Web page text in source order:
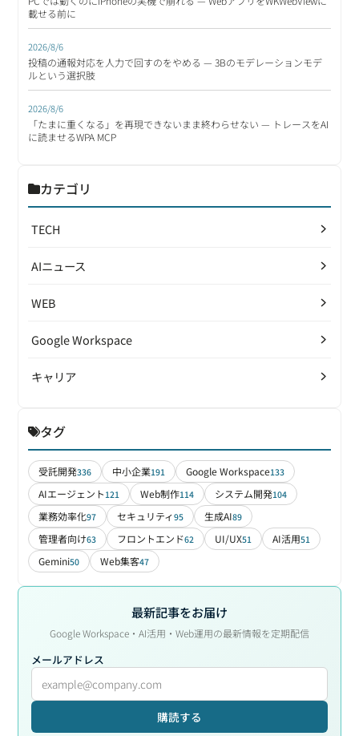
載せる前に
2026/8/6
投稿の通報対応を人力で回すのをやめる — 3Bのモデレーションモデ
ルという選択肢
2026/8/6
「たまに重くなる」を再現できないまま終わらせない — トレースをAI
に読ませるWPA MCP
カテゴリ
TECH
AIニュース
WEB
Google Workspace
キャリア
タグ
受託開発336 中小企業191 Google Workspace133
AIエージェント 121 Web制作114 システム開発104
業務効率化97 セキュリティ95 生成AI89
管理者向け63 フロントエンド62 UI/UX51 AI活用51
Gemini50 Web集客47
最新記事をお届け
Google Workspace・AI活用・Web運用の最新情報を定期配信
メールアドレス
購読する